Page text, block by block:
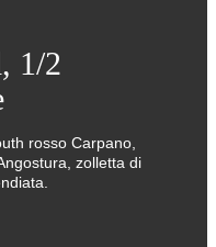
1/2
rosso Carpano,
zolletta di